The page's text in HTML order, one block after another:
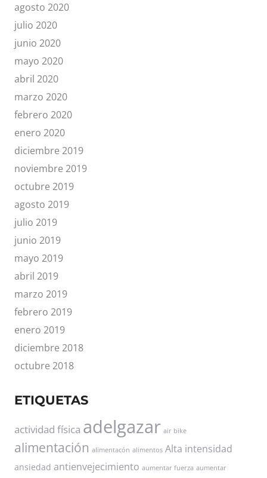
agosto 2020
julio 2020
junio 2020
mayo 2020
abril 2020
marzo 2020
febrero 2020
enero 2020
diciembre 2019
noviembre 2019
octubre 2019
agosto 2019
julio 2019
junio 2019
mayo 2019
abril 2019
marzo 2019
febrero 2019
enero 2019
diciembre 2018
octubre 2018
ETIQUETAS
actividad física adelgazar air bike
alimentación alimentacón alimentos Alta intensidad
ansiedad antienvejecimiento aumentar fuerza aumentar